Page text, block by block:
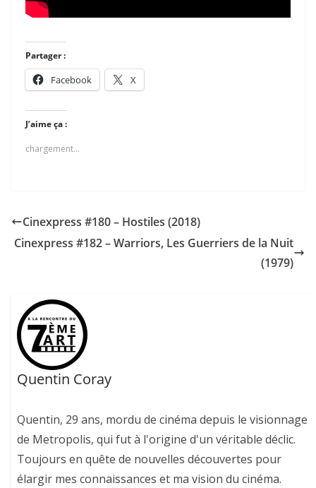
Partager :
Facebook X
J’aime ça :
chargement…
Cinexpress #180 – Hostiles (2018)
Cinexpress #182 – Warriors, Les Guerriers de la Nuit
(1979)
Quentin Coray
Quentin, 29 ans, mordu de cinéma depuis le visionnage
de Metropolis, qui fut à l'origine d'un véritable déclic.
Toujours en quête de nouvelles découvertes pour
élargir mes connaissances et ma vision du cinéma.